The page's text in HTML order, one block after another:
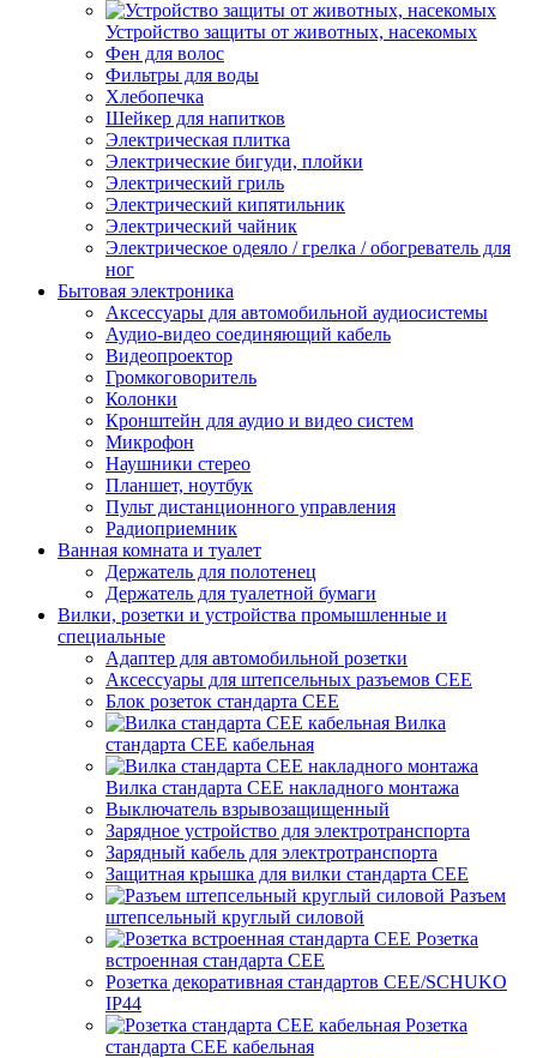
Устройство защиты от животных, насекомых
Фен для волос
Фильтры для воды
Хлебопечка
Шейкер для напитков
Электрическая плитка
Электрические бигуди, плойки
Электрический гриль
Электрический кипятильник
Электрический чайник
Электрическое одеяло / грелка / обогреватель для
ног
Бытовая электроника
Аксессуары для автомобильной аудиосистемы
Аудио-видео соединяющий кабель
Видеопроектор
Громкоговоритель
Колонки
Кронштейн для аудио и видео систем
Микрофон
Наушники стерео
Планшет, ноутбук
Пульт дистанционного управления
Радиоприемник
Ванная комната и туалет
Держатель для полотенец
Держатель для туалетной бумаги
Вилки, розетки и устройства промышленные и
специальные
Адаптер для автомобильной розетки
Аксессуары для штепсельных разъемов CEE
Блок розеток стандарта CEE
Вилка
стандарта CEE кабельная
Вилка стандарта CEE накладного монтажа
Выключатель взрывозащищенный
Зарядное устройство для электротранспорта
Зарядный кабель для электротранспорта
Защитная крышка для вилки стандарта CEE
Разъем
штепсельный круглый силовой
Розетка
встроенная стандарта CEE
Розетка декоративная стандартов CEE/SCHUKO
IP44
Розетка
стандарта СЕЕ кабельная